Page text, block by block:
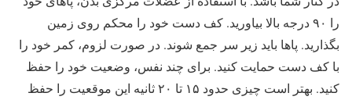
را ۹۰ درجه بالا بیاورید. کف دست خود را محکم روی زمین
بگذارید. پاها باید زیر سر جمع شوند. در صورت لزوم، کمر خود را
با کف دست حمایت کنید. برای چند نفس، وضعیت خود را حفظ
کنید. بهتر است چیزی حدود ۱۵ تا ۲۰ ثانیه این موقعیت را حفظ